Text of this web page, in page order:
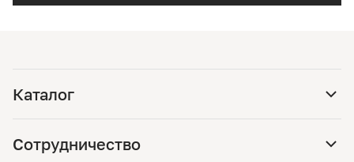
Каталог
Сотрудничество